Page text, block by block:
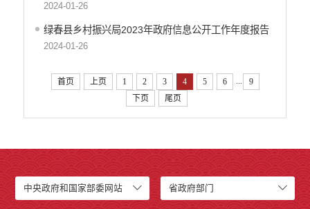
2024-01-26
绿春县乡村振兴局2023年政府信息公开工作年度报告
2024-01-26
首页 上页 1 2 3 4 5 6 ...
9
下页
尾页
中央政府和国家部委网站 省政府部门